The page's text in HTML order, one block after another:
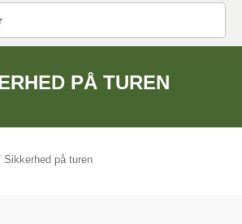
PÅ TUREN
Sikkerhed på turen